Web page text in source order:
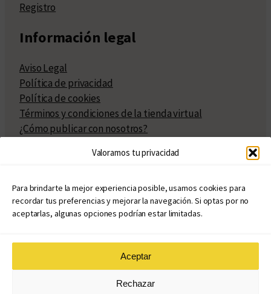
Valoramos tu privacidad
Para brindarte la mejor experiencia posible, usamos cookies para
recordar tus preferencias y mejorar la navegación. Si optas por no
aceptarlas, algunas opciones podrían estar limitadas.
Aceptar
Rechazar
Registro
Información legal
Aviso Legal
Política de privacidad
Política de cookies
Términos y condiciones de la tienda virtual
¿Cómo publicar con nosotros?
Políticas de publicación
Políticas de coedición
Atribuciones